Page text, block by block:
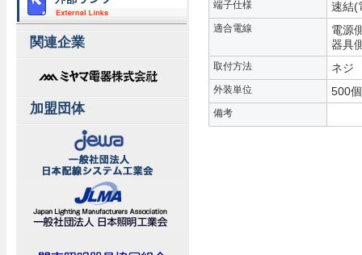
端子仕様 速結(
適合電線
電源
器具
取付方法 ネジ
外装単位 500個
備考
関連企業
加盟団体